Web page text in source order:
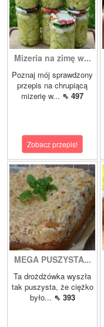
Mizeria na zimę w...
Poznaj mój sprawdzony
przepis na chrupiącą
mizerię w... ⇖ 497
Zobacz przepis!
MEGA PUSZYSTA...
Ta drożdżówka wyszła
tak puszysta, że ciężko
było... ⇖ 393